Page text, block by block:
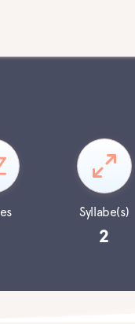
Syllabe(s)
2